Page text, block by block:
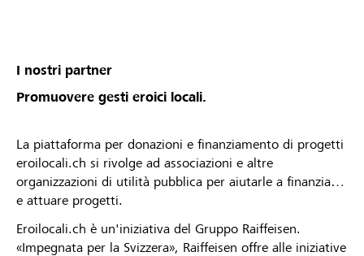
I nostri partner
Promuovere gesti eroici locali.
La piattaforma per donazioni e finanziamento di progetti
eroilocali.ch si rivolge ad associazioni e altre
organizzazioni di utilità pubblica per aiutarle a finanziare
e attuare progetti.
Eroilocali.ch è un'iniziativa del Gruppo Raiffeisen.
«Impegnata per la Svizzera», Raiffeisen offre alle iniziative